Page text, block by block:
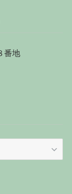
番地